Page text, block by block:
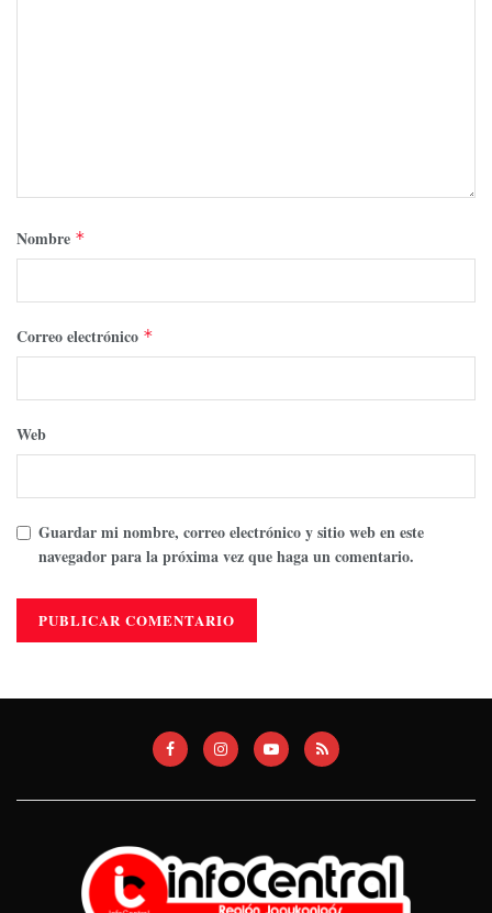
Nombre *
Correo electrónico *
Web
Guardar mi nombre, correo electrónico y sitio web en este
navegador para la próxima vez que haga un comentario.